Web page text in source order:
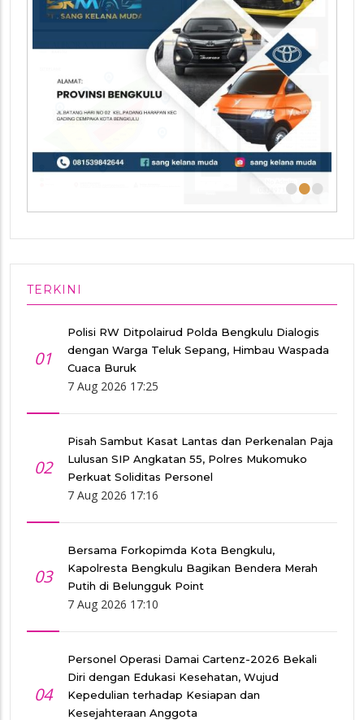
•••
TERKINI
01
Polisi RW Ditpolairud Polda Bengkulu Dialogis
dengan Warga Teluk Sepang, Himbau Waspada
Cuaca Buruk
7 Aug 2026 17:25
02
Pisah Sambut Kasat Lantas dan Perkenalan Paja
Lulusan SIP Angkatan 55, Polres Mukomuko
Perkuat Soliditas Personel
7 Aug 2026 17:16
03
Bersama Forkopimda Kota Bengkulu,
Kapolresta Bengkulu Bagikan Bendera Merah
Putih di Belungguk Point
7 Aug 2026 17:10
04
Personel Operasi Damai Cartenz-2026 Bekali
Diri dengan Edukasi Kesehatan, Wujud
Kepedulian terhadap Kesiapan dan
Kesejahteraan Anggota